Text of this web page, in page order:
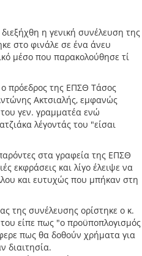
η γενική συνέλευση της
στο φινάλε σε ένα άνευ
μέσο που παρακολούθησε τί
πρόεδρος της ΕΠΣΘ Τάσος
Ακτσιαλής, εμφανώς
γεν. γραμματέα ενώ
λέγοντάς του "είσαι
στα γραφεία της ΕΠΣΘ
εκφράσεις και λίγο έλειψε να
και ευτυχώς που μπήκαν στη
της συνέλευσης ορίστηκε ο κ.
είπε πως "ο προϋποπλογισμός
πως θα δοθούν χρήματα για
διαιτησία.